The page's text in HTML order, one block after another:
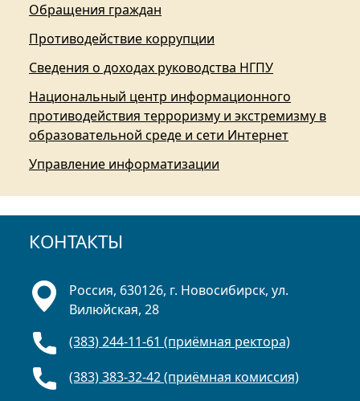
Обращения граждан
Противодействие коррупции
Сведения о доходах руководства НГПУ
Национальный центр информационного
противодействия терроризму и экстремизму в
образовательной среде и сети Интернет
Управление информатизации
КОНТАКТЫ
Россия, 630126, г. Новосибирск, ул.
Вилюйская, 28
(383) 244-11-61 (приёмная ректора)
(383) 383-32-42 (приёмная комиссия)